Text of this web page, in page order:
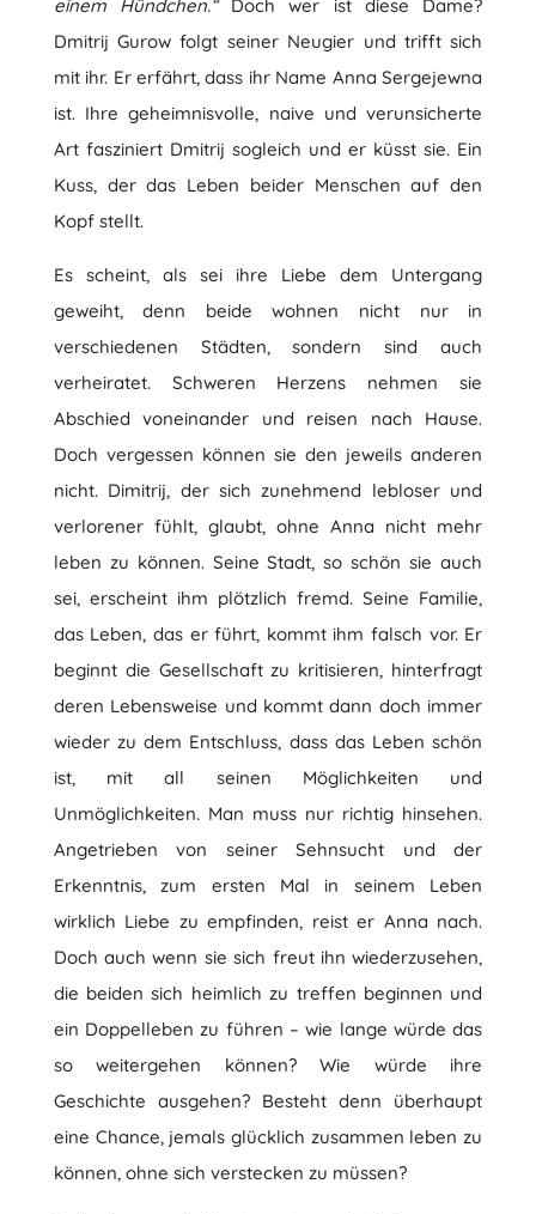
einem Hündchen.“Doch wer ist diese Dame?
Dmitrij Gurow folgt seiner Neugier und trifft sich
mit ihr. Er erfährt, dass ihr Name Anna Sergejewna
ist. Ihre geheimnisvolle, naive und verunsicherte
Art fasziniert Dmitrij sogleich und er küsst sie. Ein
Kuss, der das Leben beider Menschen auf den
Kopf stellt.
Es scheint, als sei ihre Liebe dem Untergang
geweiht, denn beide wohnen nicht nur in
verschiedenen Städten, sondern sind auch
verheiratet. Schweren Herzens nehmen sie
Abschied voneinander und reisen nach Hause.
Doch vergessen können sie den jeweils anderen
nicht. Dimitrij, der sich zunehmend lebloser und
verlorener fühlt, glaubt, ohne Anna nicht mehr
leben zu können. Seine Stadt, so schön sie auch
sei, erscheint ihm plötzlich fremd. Seine Familie,
das Leben, das er führt, kommt ihm falsch vor. Er
beginnt die Gesellschaft zu kritisieren, hinterfragt
deren Lebensweise und kommt dann doch immer
wieder zu dem Entschluss, dass das Leben schön
ist, mit all seinen Möglichkeiten und
Unmöglichkeiten. Man muss nur richtig hinsehen.
Angetrieben von seiner Sehnsucht und der
Erkenntnis, zum ersten Mal in seinem Leben
wirklich Liebe zu empfinden, reist er Anna nach.
Doch auch wenn sie sich freut ihn wiederzusehen,
die beiden sich heimlich zu treffen beginnen und
ein Doppelleben zu führen – wie lange würde das
so weitergehen können? Wie würde ihre
Geschichte ausgehen? Besteht denn überhaupt
eine Chance, jemals glücklich zusammen leben zu
können, ohne sich verstecken zu müssen?